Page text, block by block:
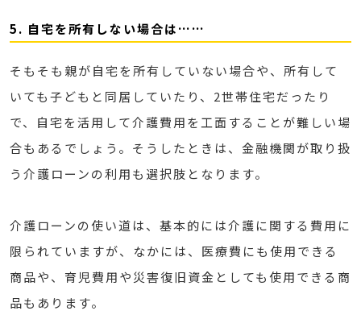
5. 自宅を所有しない場合は……
そもそも親が自宅を所有していない場合や、所有して
いても子どもと同居していたり、2世帯住宅だったり
で、自宅を活用して介護費用を工面することが難しい場
合もあるでしょう。そうしたときは、金融機関が取り扱
う介護ローンの利用も選択肢となります。
介護ローンの使い道は、基本的には介護に関する費用に
限られていますが、なかには、医療費にも使用できる
商品や、育児費用や災害復旧資金としても使用できる商
品もあります。